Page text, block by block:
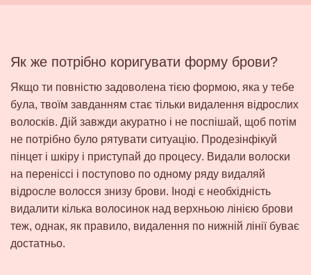
Як же потрібно коригувати форму брови?
Якщо ти повністю задоволена тією формою, яка у тебе
була, твоїм завданням стає тільки видалення відрослих
волосків. Дій завжди акуратно і не поспішай, щоб потім
не потрібно було рятувати ситуацію. Продезінфікуй
пінцет і шкіру і приступай до процесу. Видали волоски
на переніссі і поступово по одному ряду видаляй
відросле волосся знизу брови. Іноді є необхідність
видалити кілька волосинок над верхньою лінією брови
теж, однак, як правило, видалення по нижній лінії буває
достатньо.